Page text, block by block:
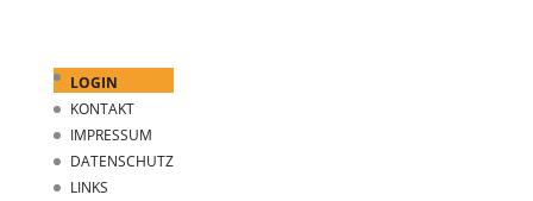
LOGIN
KONTAKT
IMPRESSUM
DATENSCHUTZ
LINKS